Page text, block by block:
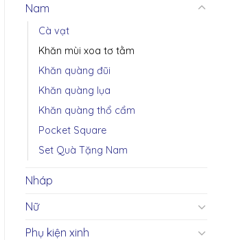
Nam
Cà vạt
Khăn mùi xoa tơ tằm
Khăn quàng đũi
Khăn quàng lụa
Khăn quàng thổ cẩm
Pocket Square
Set Quà Tặng Nam
Nháp
Nữ
Phụ kiện xinh